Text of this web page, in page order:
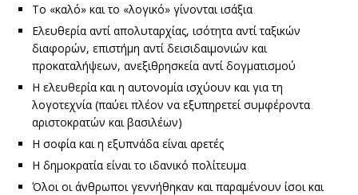
Το «καλό» και το «λογικό» γίνονται ισάξια
Ελευθερία αντί απολυταρχίας, ισότητα αντί ταξικών
διαφορών, επιστήμη αντί δεισιδαιμονιών και
προκαταλήψεων, ανεξιθρησκεία αντί δογματισμού
Η ελευθερία και η αυτονομία ισχύουν και για τη
λογοτεχνία (παύει πλέον να εξυπηρετεί συμφέροντα
αριστοκρατών και βασιλέων)
Η σοφία και η εξυπνάδα είναι αρετές
Η δημοκρατία είναι το ιδανικό πολίτευμα
Όλοι οι άνθρωποι γεννήθηκαν και παραμένουν ίσοι και